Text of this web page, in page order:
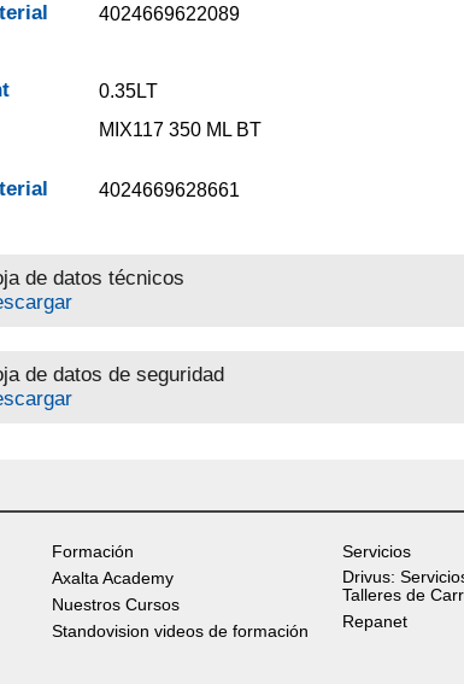
4024669622089
0.35LT
MIX117 350 ML BT
4024669628661
de datos técnicos
de datos de seguridad
Formación
Axalta Academy
Nuestros Cursos
Standovision videos de formación
Servicios
Drivus:
Talleres de
Repanet